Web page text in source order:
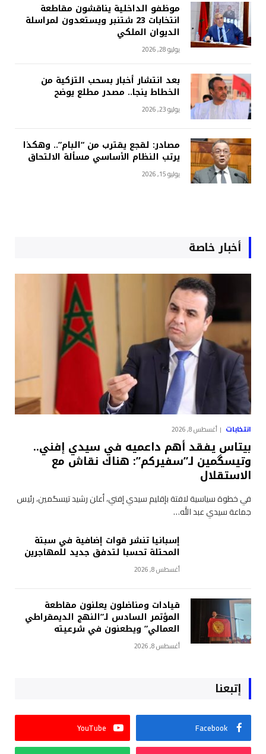
موظفو الداخلية يناقشون مقاطعة
انتخابات 23 شتنبر ويستعدون لمراسلة
الديوان الملكي
يوليو 28, 2026
بعد انتشار أخبار بسحب التزكية من
الخطاط ينجا.. مصدر مطلع يوضح
يوليو 23, 2026
مصادر: لقجع يقترب من “البام”.. وهكذا
يرتب النظام الأساسي مسألة الالتحاق
يوليو 15, 2026
أخبار خاصة
انتخابات أغسطس 8, 2026
بيتاس يفقد أهم داعميه في سيدي إفني..
وتيسگمين لـ”سفيركم”: هناك نقاش مع
الاستقلال
في خطوة سياسية لافتة بإقليم سيدي إفني، أعلن رشيد تيسگمين، رئيس
جماعة سيدي عبد الله…
إسبانيا تنشر قوات إضافية في سبتة
المحتلة تحسبا لتدفق جديد للمهاجرين
أغسطس 8, 2026
قيادات ومناضلون يعلنون مقاطعة
المؤتمر السادس لـ”النهج الديمقراطي
العمالي” ويطعنون في شرعيته
أغسطس 8, 2026
إتبعنا
Facebook
YouTube